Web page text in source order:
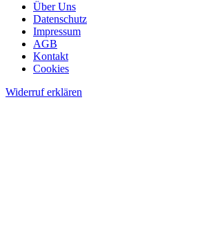
Über Uns
Datenschutz
Impressum
AGB
Kontakt
Cookies
Widerruf erklären